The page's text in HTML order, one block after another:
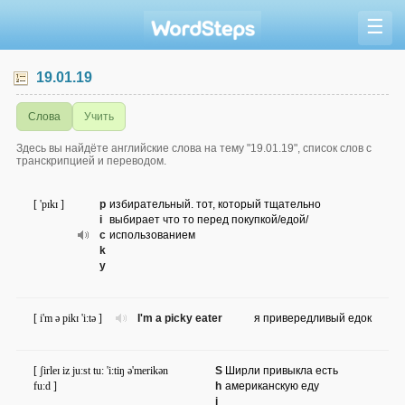
☰
19.01.19
Слова Учить
Здесь вы найдёте английские слова на тему "19.01.19", список слов с
транскрипцией и переводом.
p
i
c
k
y
[ 'pɪkɪ ]
избирательный. тот, который тщательно
выбирает что то перед покупкой/едой/
использованием
I'm a picky eater
[ i'm ə pikɪ 'i:tə ] я привередливый едок
S
h
i
[ ʃirleɪ iz ju:st tu: 'i:tiŋ ə'merikən
fu:d ]
Ширли привыкла есть
американскую еду